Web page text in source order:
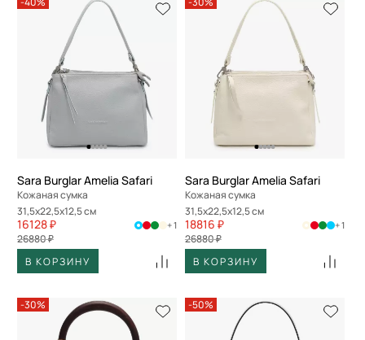
Sara Burglar Amelia Safari
Кожаная сумка
31,5x22,5x12,5 см
16128 ₽
26880 ₽
+ 1
В КОРЗИНУ
Sara Burglar Amelia Safari
Кожаная сумка
31,5x22,5x12,5 см
18816 ₽
26880 ₽
+ 1
В КОРЗИНУ
-30% -50%